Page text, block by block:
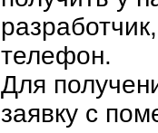
телефон.
Для
заявку с